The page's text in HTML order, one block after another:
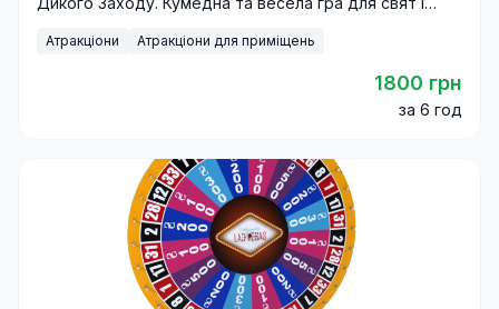
Атракціони Атракціони для приміщень
1800 грн
за 6 год